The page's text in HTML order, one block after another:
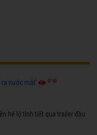
ra nước mắt' 6760
hé lộ tình tiết qua trailer đầu